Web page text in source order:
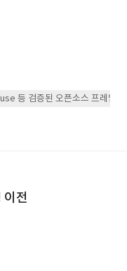
등 검증된 오픈소스 프레임워
이전